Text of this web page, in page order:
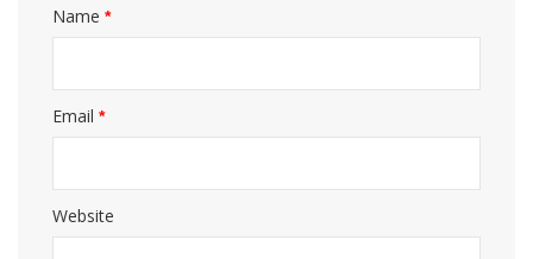
Name*
Email*
Website